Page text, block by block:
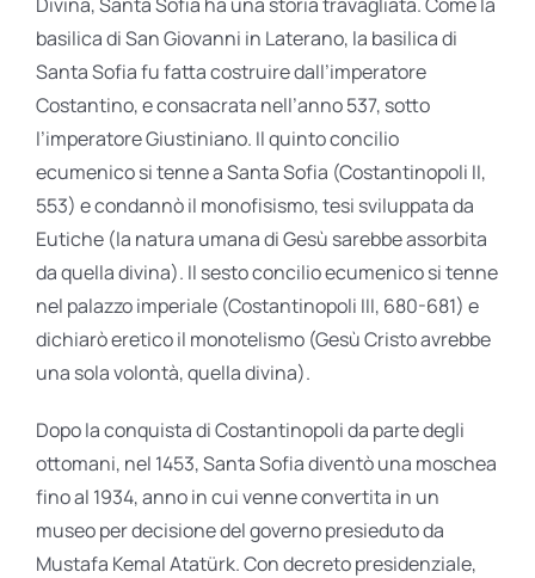
basilica di San Giovanni in Laterano, la basilica di
Santa Sofia fu fatta costruire dall’imperatore
Costantino, e consacrata nell’anno 537, sotto
l’imperatore Giustiniano. Il quinto concilio
ecumenico si tenne a Santa Sofia (Costantinopoli II,
553) e condannò il monofisismo, tesi sviluppata da
Eutiche (la natura umana di Gesù sarebbe assorbita
da quella divina). Il sesto concilio ecumenico si tenne
nel palazzo imperiale (Costantinopoli III, 680-681) e
dichiarò eretico il monotelismo (Gesù Cristo avrebbe
una sola volontà, quella divina).
Dopo la conquista di Costantinopoli da parte degli
ottomani, nel 1453, Santa Sofia diventò una moschea
fino al 1934, anno in cui venne convertita in un
museo per decisione del governo presieduto da
Mustafa Kemal Atatürk. Con decreto presidenziale,